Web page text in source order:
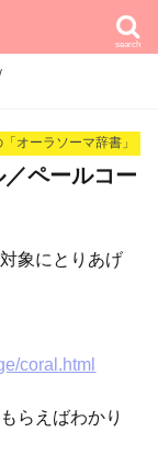
search
オーラソーマ辞書」
ペールコー
象にとりあげ
coral.html
らえばわかり